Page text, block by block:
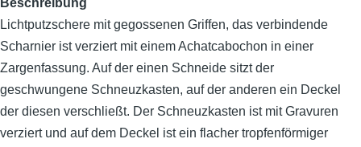
Beschreibung
Lichtputzschere mit gegossenen Griffen, das verbindende
Scharnier ist verziert mit einem Achatcabochon in einer
Zargenfassung. Auf der einen Schneide sitzt der
geschwungene Schneuzkasten, auf der anderen ein Deckel
der diesen verschließt. Der Schneuzkasten ist mit Gravuren
verziert und auf dem Deckel ist ein flacher tropfenförmiger